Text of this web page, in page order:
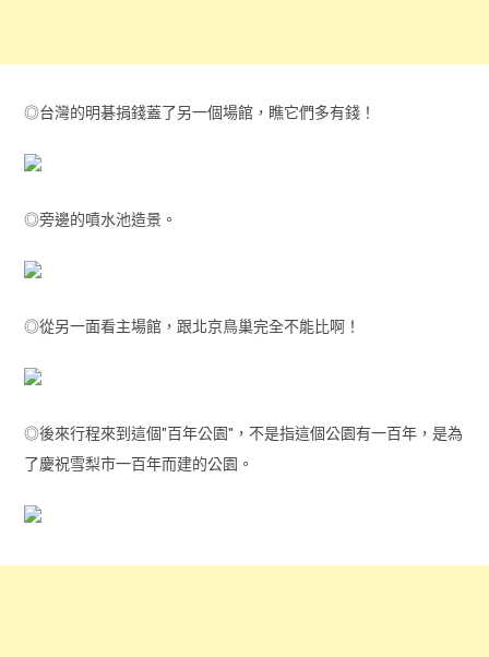
◎台灣的明碁捐錢蓋了另一個場館，瞧它們多有錢！
◎旁邊的噴水池造景。
◎從另一面看主場館，跟北京鳥巢完全不能比啊！
◎後來行程來到這個"百年公園"，不是指這個公園有一百年，是為
了慶祝雪梨市一百年而建的公園。